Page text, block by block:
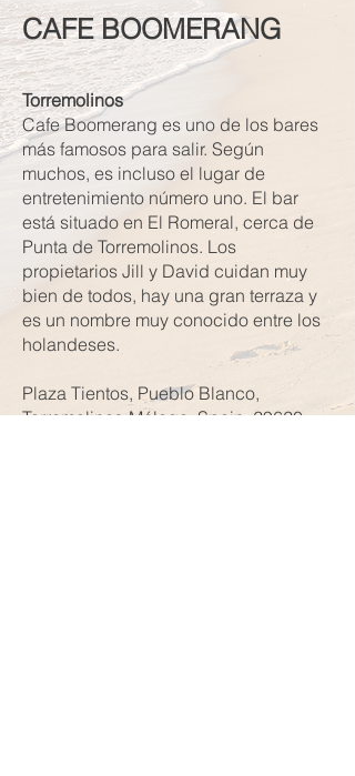
CAFE BOOMERANG
Torremolinos
Cafe Boomerang es uno de los bares
más famosos para salir. Según
muchos, es incluso el lugar de
entretenimiento número uno. El bar
está situado en El Romeral, cerca de
Punta de Torremolinos. Los
propietarios Jill y David cuidan muy
bien de todos, hay una gran terraza y
es un nombre muy conocido entre los
holandeses.
Plaza Tientos, Pueblo Blanco,
Torremolinos-Málaga, Spain, 29620